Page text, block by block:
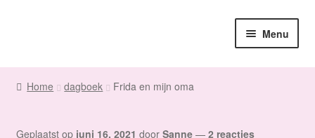
navigatie
inhoud
Menu
Home
Home dagboek Frida en mijn oma
Geplaatst op juni 16, 2021 door Sanne — 2 reacties